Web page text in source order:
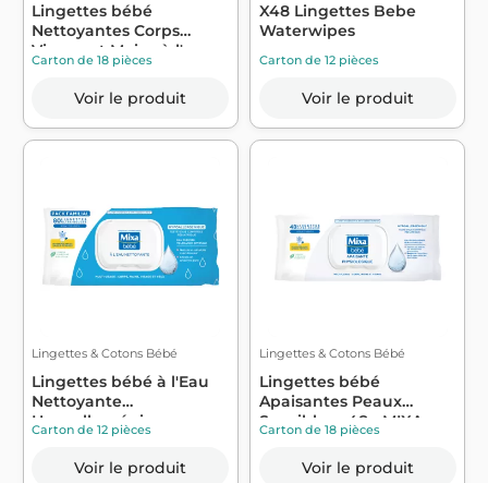
Lingettes bébé
Nettoyantes Corps
Visage et Mains à l'...
Carton de 18 pièces
Voir le produit
X48 Lingettes Bebe
Waterwipes
Carton de 12 pièces
Voir le produit
Lingettes & Cotons Bébé
Lingettes bébé à l'Eau
Nettoyante
Hypoallergéniques x...
Carton de 12 pièces
Voir le produit
Lingettes & Cotons Bébé
Lingettes bébé
Apaisantes Peaux
Sensibles x48 - MIXA
Carton de 18 pièces
Voir le produit